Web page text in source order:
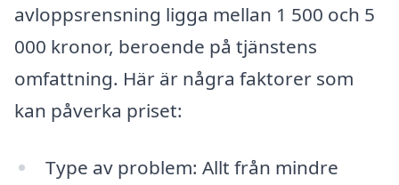
avloppsrensning ligga mellan 1 500 och 5
000 kronor, beroende på tjänstens
omfattning. Här är några faktorer som
kan påverka priset:
Type av problem: Allt från mindre